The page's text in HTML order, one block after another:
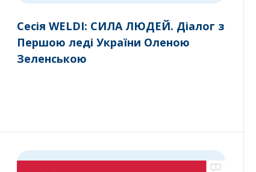
Сесія WELDI: СИЛА ЛЮДЕЙ. Діалог з
Першою леді України Оленою
Зеленською